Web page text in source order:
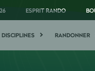
ESPRIT RANDO
DISCIPLINES RANDONNER